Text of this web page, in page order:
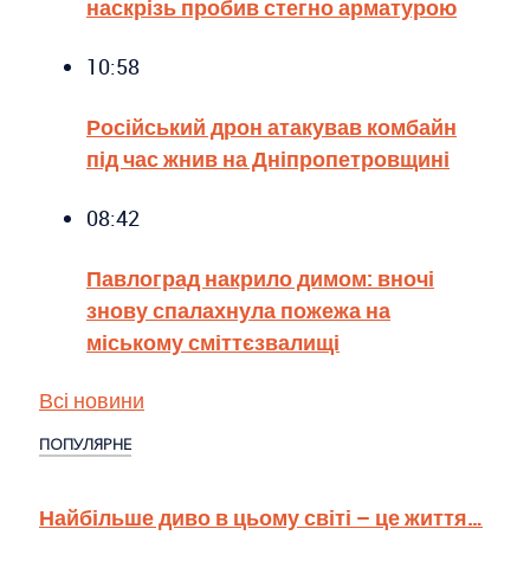
наскрізь пробив стегно арматурою
10:58
Російський дрон атакував комбайн
під час жнив на Дніпропетровщині
08:42
Павлоград накрило димом: вночі
знову спалахнула пожежа на
міському сміттєзвалищі
Всі новини
ПОПУЛЯРНЕ
Найбільше диво в цьому світі – це життя…